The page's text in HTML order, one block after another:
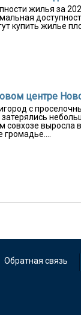
жилья за
купить жилье
центре
с
выросла
Обратная связь